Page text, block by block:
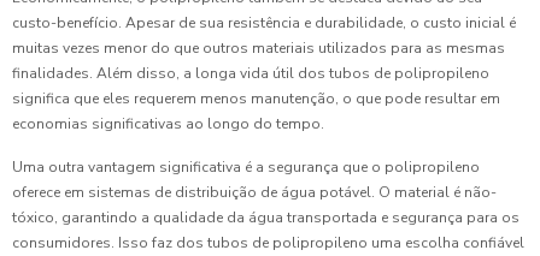
custo-benefício. Apesar de sua resistência e durabilidade, o custo inicial é
muitas vezes menor do que outros materiais utilizados para as mesmas
finalidades. Além disso, a longa vida útil dos tubos de polipropileno
significa que eles requerem menos manutenção, o que pode resultar em
economias significativas ao longo do tempo.
Uma outra vantagem significativa é a segurança que o polipropileno
oferece em sistemas de distribuição de água potável. O material é não-
tóxico, garantindo a qualidade da água transportada e segurança para os
consumidores. Isso faz dos tubos de polipropileno uma escolha confiável